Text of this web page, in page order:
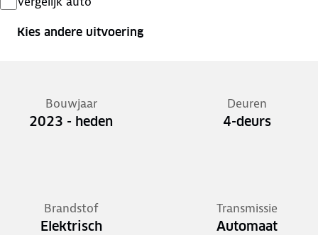
Kies andere uitvoering
Bouwjaar
2023 - heden
Deuren
4-deurs
Brandstof
Elektrisch
Transmissie
Automaat